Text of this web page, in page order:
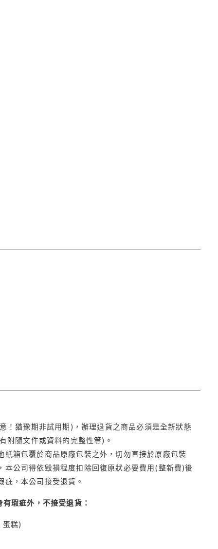
！猶豫期非試用期)，辦理退貨之商品必須是全新狀態
附隨文件或資料的完整性等)。
箱包覆於商品原廠包裝之外，切勿直接於原廠包裝
公司得依毀損程度扣除回復原狀必要費用(整新費)後
，本公司接受退貨。
瑕疵外，不接受退貨：
蛋糕)